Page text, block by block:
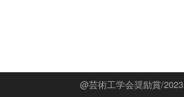
芸術工学会奨励賞/2023